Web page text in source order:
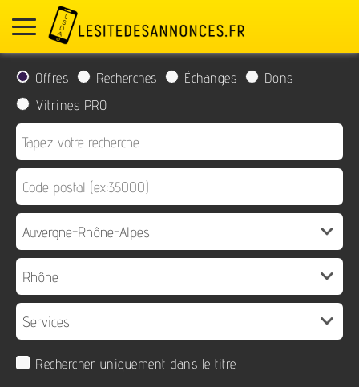
Offres Recherches Échanges
Dons
Vitrines PRO
Rechercher uniquement dans le titre